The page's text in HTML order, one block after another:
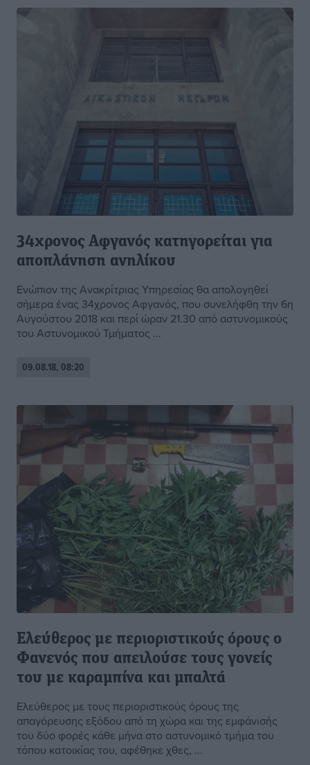
34χρονος Αφγανός κατηγορείται για
αποπλάνηση ανηλίκου
Ενώπιον της Ανακρίτριας Υπηρεσίας θα απολογηθεί
σήμερα ένας 34χρονος Αφγανός, που συνελήφθη την 6η
Αυγούστου 2018 και περί ώραν 21.30 από αστυνομικούς
του Αστυνομικού Τμήματος ...
09.08.18, 08:20
Ελεύθερος με περιοριστικούς όρους ο
Φανενός που απειλούσε τους γονείς
του με καραμπίνα και μπαλτά
Ελεύθερος με τους περιοριστικούς όρους της
απαγόρευσης εξόδου από τη χώρα και της εμφάνισής
του δύο φορές κάθε μήνα στο αστυνομικό τμήμα του
τόπου κατοικίας του, αφέθηκε χθες, ...